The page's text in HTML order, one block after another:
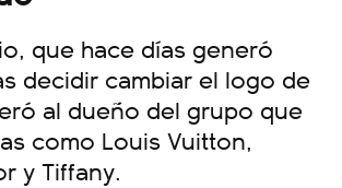
que hace días generó
decidir cambiar el logo de
al dueño del grupo que
como Louis Vuitton,
y Tiffany.